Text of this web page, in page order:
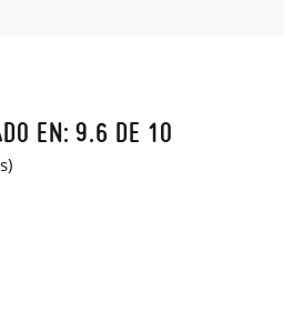
EN: 9.6 DE 10